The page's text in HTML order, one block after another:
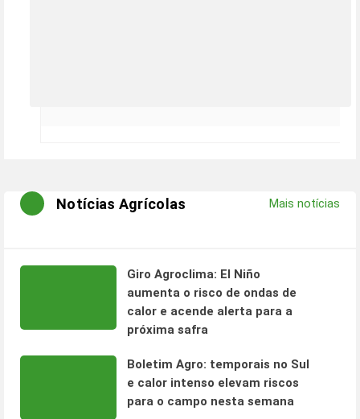
Notícias Agrícolas Mais notícias
Giro Agroclima: El Niño
aumenta o risco de ondas de
calor e acende alerta para a
próxima safra
Boletim Agro: temporais no Sul
e calor intenso elevam riscos
para o campo nesta semana